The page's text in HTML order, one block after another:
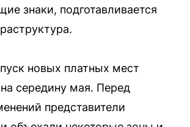
знаки, подготавливается
новых платных мест
середину мая. Перед
представители